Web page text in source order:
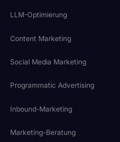
LLM-Optimierung
Content Marketing
Social Media Marketing
Programmatic Advertising
Inbound-Marketing
Marketing-Beratung